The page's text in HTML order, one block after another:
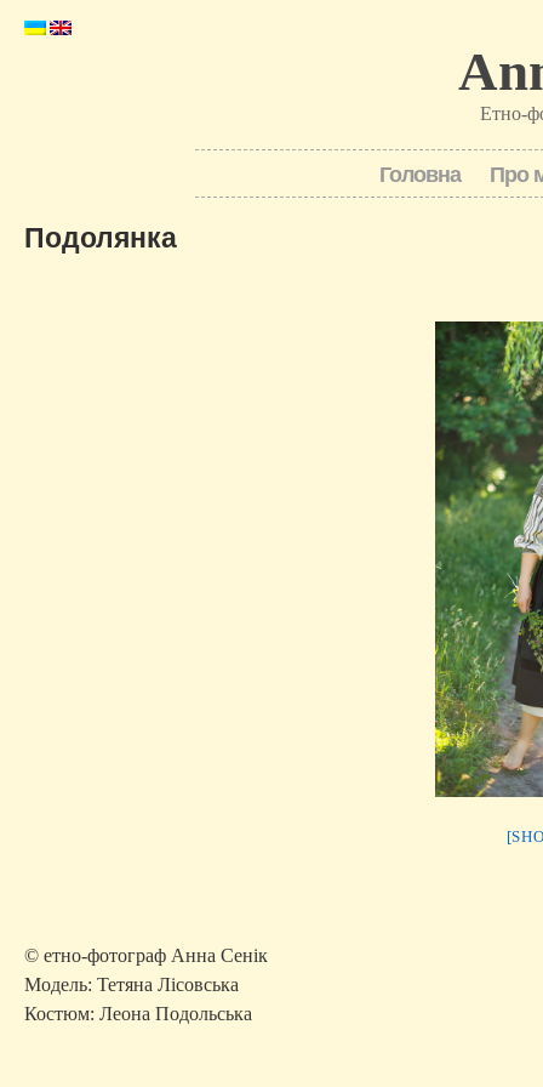
Етно-
Головна Про
Подолянка
© етно-фотограф Анна Сенік
Модель: Тетяна Лісовська
Костюм: Леона Подольська